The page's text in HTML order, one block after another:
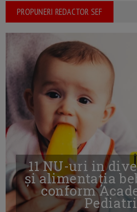
PROPUNERI REDACTOR SEF
11 NU-uri in
și alimentația
conform